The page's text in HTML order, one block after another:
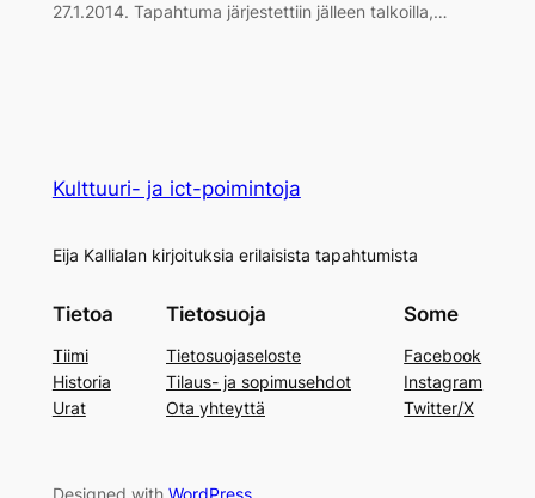
27.1.2014. Tapahtuma järjestettiin jälleen talkoilla,…
Kulttuuri- ja ict-poimintoja
Eija Kallialan kirjoituksia erilaisista tapahtumista
Tietoa
Tiimi
Historia
Urat
Tietosuoja
Tietosuojaseloste
Tilaus- ja sopimusehdot
Ota yhteyttä
Some
Facebook
Instagram
Twitter/X
Designed with WordPress